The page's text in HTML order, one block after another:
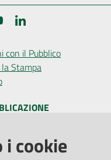
YouTube
con il Pubblico
Stampa
Trasparente
i cookie